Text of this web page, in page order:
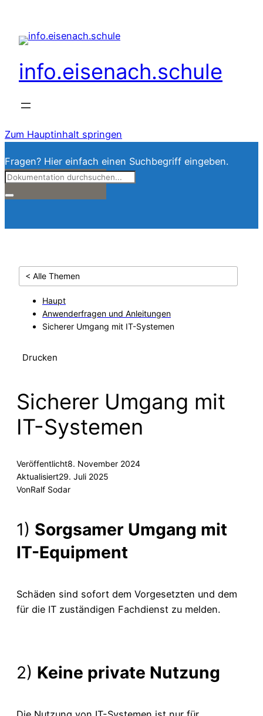
info.eisenach.schule
Zum Hauptinhalt springen
Fragen? Hier einfach einen Suchbegriff eingeben.
< Alle Themen
Haupt
Anwenderfragen und Anleitungen
Sicherer Umgang mit IT-Systemen
Drucken
Sicherer Umgang mit
IT-Systemen
Veröffentlicht8. November 2024
Aktualisiert29. Juli 2025
VonRalf Sodar
1) Sorgsamer Umgang mit
IT-Equipment
Schäden sind sofort dem Vorgesetzten und dem
für die IT zuständigen Fachdienst zu melden.
2) Keine private Nutzung